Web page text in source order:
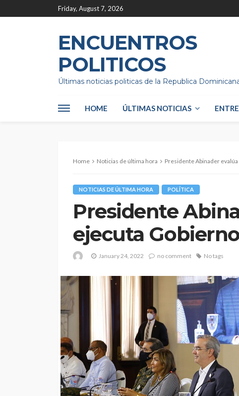
Friday, August 7, 2026
ENCUENTROS
POLITICOS
Últimas noticias politicas de la Republica
HOME ÚLTIMAS NOTICIAS
Home Noticias de última hora Presidente Abinader
NOTICIAS DE ÚLTIMA HORA POLÍTICA
Presidente
ejecuta
January 24, 2022 no comment No tags